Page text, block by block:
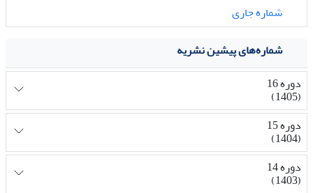
شماره جاری
شماره‌های پیشین نشریه
دوره 16
(1405)
دوره 15
(1404)
دوره 14
(1403)